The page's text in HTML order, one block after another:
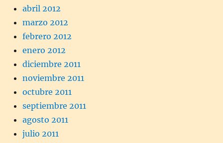
abril 2012
marzo 2012
febrero 2012
enero 2012
diciembre 2011
noviembre 2011
octubre 2011
septiembre 2011
agosto 2011
julio 2011